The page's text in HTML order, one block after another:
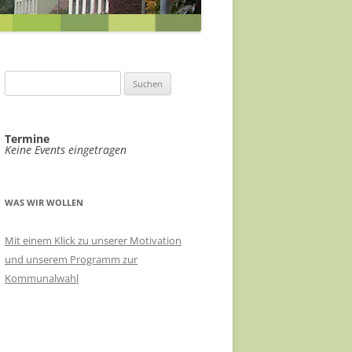
ABWASSERKONZEPT
FÖRDERGERSDORF
SACHKUNDIGE FÜR KLIMASCHUTZ
GEBIET STADTMITTE
THARANDT
MEHR TRANSPARENZ
STADTRATSSITZUNGEN IM
ERBGERICHT
ABWASSER FÖRDERGERSDORF
RADVERKEHRSKONZEPT
nach:
Termine
Keine Events eingetragen
WAS WIR WOLLEN
Mit einem Klick zu unserer Motivation
und unserem Programm zur
Kommunalwahl